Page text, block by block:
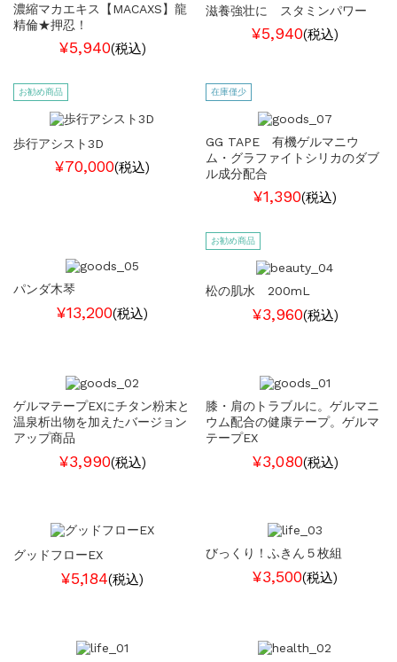
濃縮マカエキス【MACAXS】龍
精倫★押忍！
¥5,940(税込)
滋養強壮に スタミンパワー
¥5,940(税込)
お勧め商品
歩行アシスト3D
¥70,000(税込)
在庫僅少
GG TAPE 有機ゲルマニウ
ム・グラファイトシリカのダブ
ル成分配合
¥1,390(税込)
パンダ木琴
¥13,200(税込)
お勧め商品
松の肌水 200mL
¥3,960(税込)
ゲルマテープEXにチタン粉末と
温泉析出物を加えたバージョン
アップ商品
¥3,990(税込)
膝・肩のトラブルに。ゲルマニ
ウム配合の健康テープ。ゲルマ
テープEX
¥3,080(税込)
グッドフローEX
¥5,184(税込)
びっくり！ふきん５枚組
¥3,500(税込)